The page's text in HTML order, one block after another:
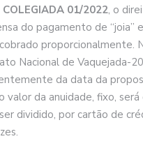
COLEGIADA 01/2022, o
do pagamento de “joia”
proporcionalmente.
Nacional de Vaquejada-
da data da
valor da anuidade, fixo,
dividido, por cartão de